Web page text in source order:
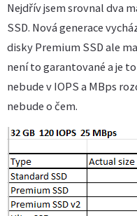
Nejdřív jsem srovnal dva
SSD. Nová generace
disky Premium SSD ale
není to garantované a je
nebude v IOPS a MBps
nebude o čem.